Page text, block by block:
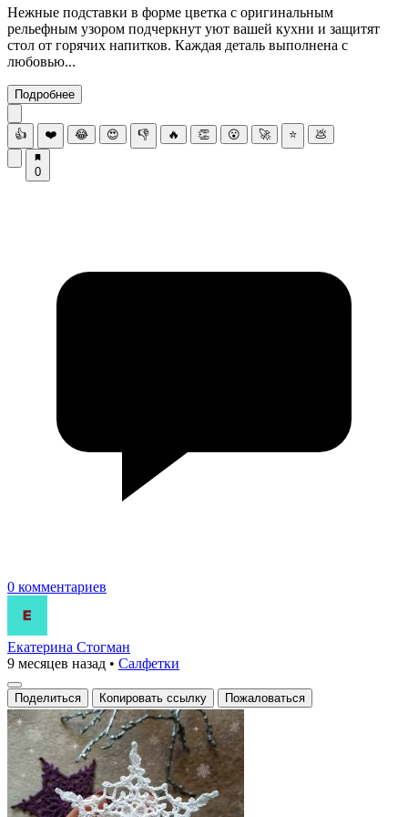
Нежные подставки в форме цветка с оригинальным
рельефным узором подчеркнут уют вашей кухни и защитят
стол от горячих напитков. Каждая деталь выполнена с
любовью...
Подробнее
👍 ❤️ 😂 😍 👎 🔥 👏 😮 🚀 ⭐ 💩
0
0 комментариев
Екатерина Стогман
9 месяцев назад • Салфетки
Поделиться Копировать ссылку Пожаловаться